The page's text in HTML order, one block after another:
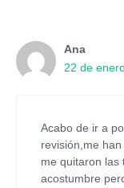
Ana
22 de
Acabo de ir a
revisión,me
me quitaron las
acostumbre